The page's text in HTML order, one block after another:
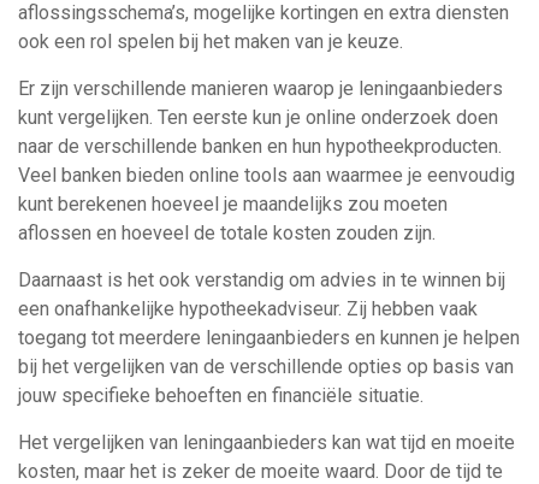
aflossingsschema’s, mogelijke kortingen en extra diensten
ook een rol spelen bij het maken van je keuze.
Er zijn verschillende manieren waarop je leningaanbieders
kunt vergelijken. Ten eerste kun je online onderzoek doen
naar de verschillende banken en hun hypotheekproducten.
Veel banken bieden online tools aan waarmee je eenvoudig
kunt berekenen hoeveel je maandelijks zou moeten
aflossen en hoeveel de totale kosten zouden zijn.
Daarnaast is het ook verstandig om advies in te winnen bij
een onafhankelijke hypotheekadviseur. Zij hebben vaak
toegang tot meerdere leningaanbieders en kunnen je helpen
bij het vergelijken van de verschillende opties op basis van
jouw specifieke behoeften en financiële situatie.
Het vergelijken van leningaanbieders kan wat tijd en moeite
kosten, maar het is zeker de moeite waard. Door de tijd te